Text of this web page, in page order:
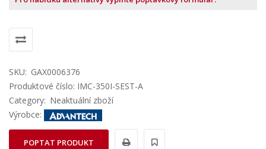
SKU: GAX0006376
Produktové číslo: IMC-350I-SEST-A
Category: Neaktuální zboží
Výrobce:
POPTAT PRODUKT